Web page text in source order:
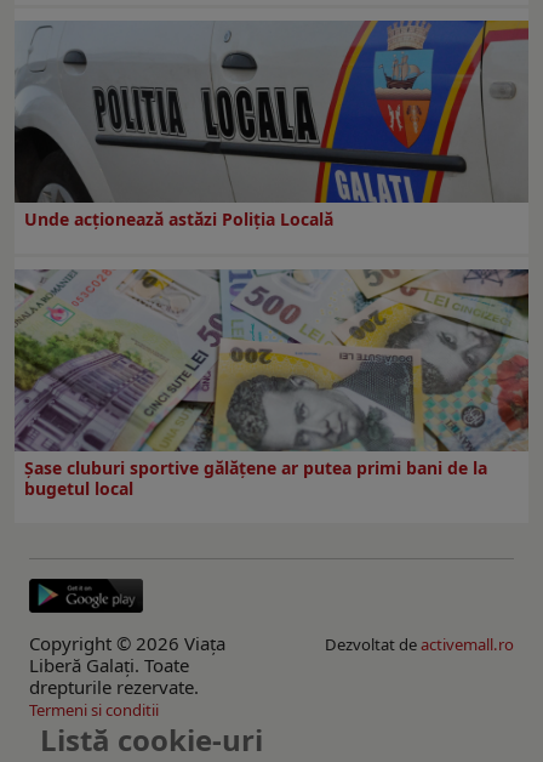
Unde acționează astăzi Poliția Locală
Şase cluburi sportive gălăţene ar putea primi bani de la
bugetul local
Copyright © 2026 Viaţa
Liberă Galaţi. Toate
drepturile rezervate.
Dezvoltat deactivemall.ro
Termeni si conditii
Listă cookie-uri